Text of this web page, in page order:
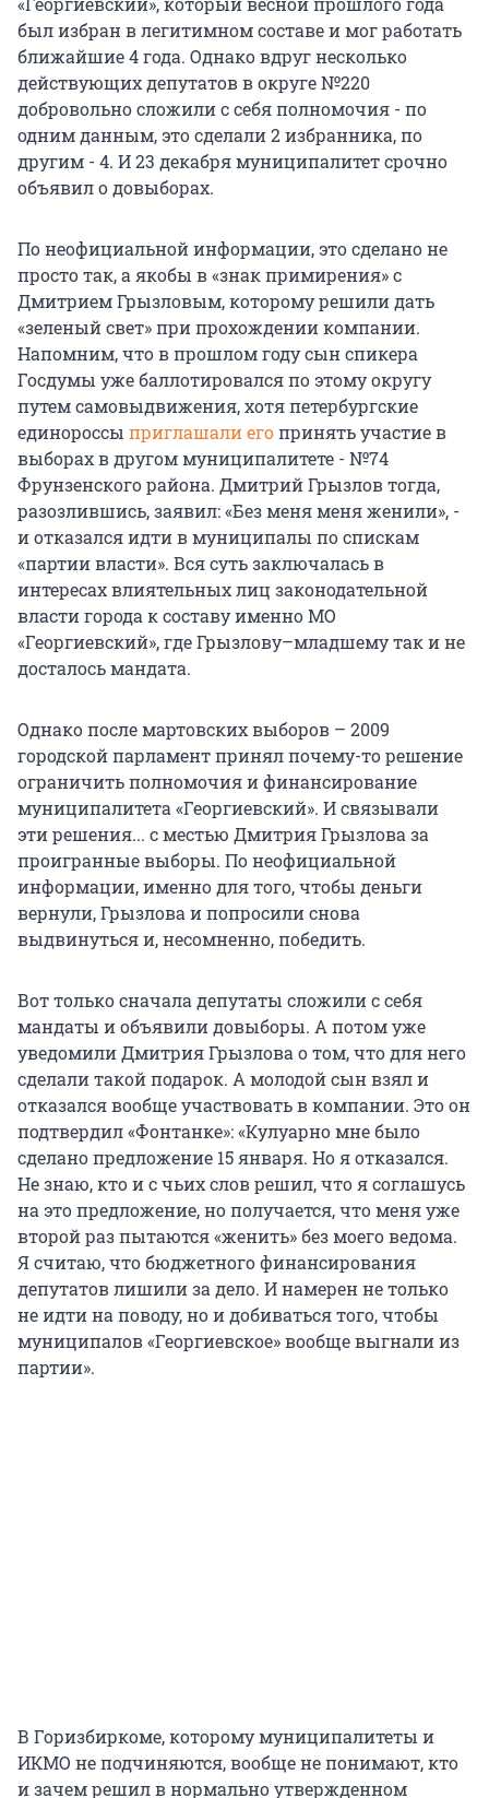
был избран в легитимном составе и мог работать
ближайшие 4 года. Однако вдруг несколько
действующих депутатов в округе №220
добровольно сложили с себя полномочия - по
одним данным, это сделали 2 избранника, по
другим - 4. И 23 декабря муниципалитет срочно
объявил о довыборах.
По неофициальной информации, это сделано не
просто так, а якобы в «знак примирения» с
Дмитрием Грызловым, которому решили дать
«зеленый свет» при прохождении компании.
Напомним, что в прошлом году сын спикера
Госдумы уже баллотировался по этому округу
путем самовыдвижения, хотя петербургские
единороссы приглашали егопринять участие в
выборах в другом муниципалитете - №74
Фрунзенского района. Дмитрий Грызлов тогда,
разозлившись, заявил: «Без меня меня женили», -
и отказался идти в муниципалы по спискам
«партии власти». Вся суть заключалась в
интересах влиятельных лиц законодательной
власти города к составу именно МО
«Георгиевский», где Грызлову–младшему так и не
досталось мандата.
Однако после мартовских выборов – 2009
городской парламент принял почему-то решение
ограничить полномочия и финансирование
муниципалитета «Георгиевский». И связывали
эти решения... с местью Дмитрия Грызлова за
проигранные выборы. По неофициальной
информации, именно для того, чтобы деньги
вернули, Грызлова и попросили снова
выдвинуться и, несомненно, победить.
Вот только сначала депутаты сложили с себя
мандаты и объявили довыборы. А потом уже
уведомили Дмитрия Грызлова о том, что для него
сделали такой подарок. А молодой сын взял и
отказался вообще участвовать в компании. Это он
подтвердил «Фонтанке»: «Кулуарно мне было
сделано предложение 15 января. Но я отказался.
Не знаю, кто и с чьих слов решил, что я соглашусь
на это предложение, но получается, что меня уже
второй раз пытаются «женить» без моего ведома.
Я считаю, что бюджетного финансирования
депутатов лишили за дело. И намерен не только
не идти на поводу, но и добиваться того, чтобы
муниципалов «Георгиевское» вообще выгнали из
партии».
В Горизбиркоме, которому муниципалитеты и
ИКМО не подчиняются, вообще не понимают, кто
и зачем решил в нормально утвержденном